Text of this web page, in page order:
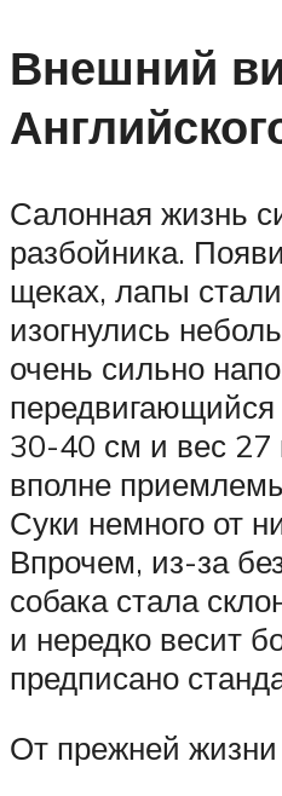
Внешний
Салонная жизнь
разбойника.
щеках, лапы
изогнулись
очень сильно
30-40 см и вес 27
вполне
Суки немного от
Впрочем, из-за
собака стала
и нередко весит
предписано
От прежней жизни